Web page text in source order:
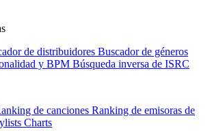
de distribuidores Buscador de géneros
y BPM Búsqueda inversa de ISRC
de canciones Ranking de emisoras de
Charts